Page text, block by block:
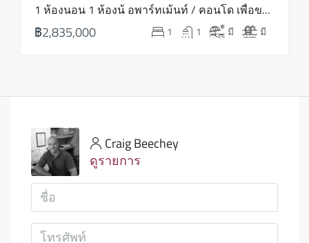
1 ห้องนอน 1 ห้องน้ อพาร์ทเม้นท์ / คอนโด เพื่อขาย ใน บางรัก – HS0764
฿2,835,000 1 1 มี มี
Craig Beechey
ดูรายการ